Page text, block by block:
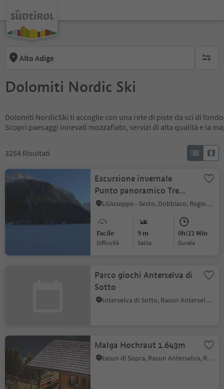
Alto Adige
Dolomiti Nordic Ski
Dolomiti NordicSki ti accoglie con una rete di piste da sci di
Scopri paesaggi innevati mozzafiato, servizi di alta qualità e la
3254 Risultati
Escursione invernale
Punto panoramico Tre
Cime/Landro
S.Giuseppe - Sesto, Dobbiaco, Regione dolomitica 3 Cime
Facile
Difficoltà
9 m
Salita
0h:22 Min
durata
Parco giochi Anterselva di
Sotto
Anterselva di Sotto, Rasun Anterselva, Regione dolomitica Plan de Corones
Malga Hochraut 1.643m
Rasun di Sopra, Rasun Anterselva, Regione dolomitica Plan de Corones